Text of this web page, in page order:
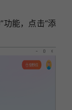
功能，点击“添